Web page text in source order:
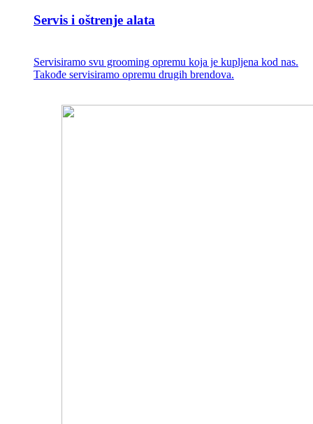
Servis i oštrenje alata
Servisiramo svu grooming opremu koja je kupljena kod nas.
Takođe servisiramo opremu drugih brendova.